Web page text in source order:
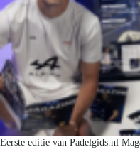
Eerste editie van Padelgids.nl